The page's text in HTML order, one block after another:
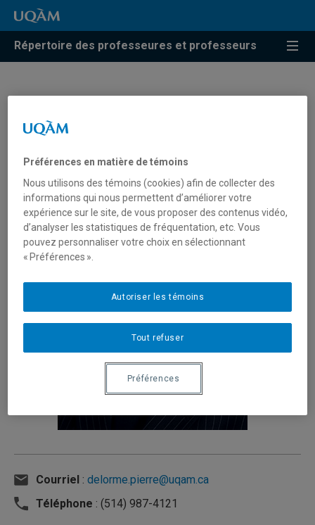
Répertoire des professeures et professeurs
Courriel : delorme.pierre@uqam.ca
Téléphone : (514) 987-4121
Préférences en matière de témoins
Nous utilisons des témoins (cookies) afin de collecter des
informations qui nous permettent d’améliorer votre
expérience sur le site, de vous proposer des contenus vidéo,
d’analyser les statistiques de fréquentation, etc. Vous
pouvez personnaliser votre choix en sélectionnant
« Préférences ».
Tout refuser
Autoriser les témoins
Préférences